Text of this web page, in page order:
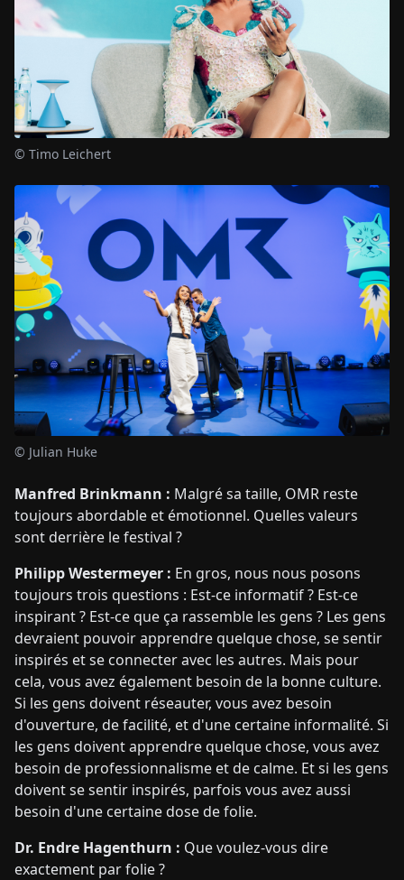
© Timo Leichert
© Julian Huke
Manfred Brinkmann : Malgré sa taille, OMR reste
toujours abordable et émotionnel. Quelles valeurs
sont derrière le festival ?
Philipp Westermeyer : En gros, nous nous posons
toujours trois questions : Est-ce informatif ? Est-ce
inspirant ? Est-ce que ça rassemble les gens ? Les gens
devraient pouvoir apprendre quelque chose, se sentir
inspirés et se connecter avec les autres. Mais pour
cela, vous avez également besoin de la bonne culture.
Si les gens doivent réseauter, vous avez besoin
d'ouverture, de facilité, et d'une certaine informalité. Si
les gens doivent apprendre quelque chose, vous avez
besoin de professionnalisme et de calme. Et si les gens
doivent se sentir inspirés, parfois vous avez aussi
besoin d'une certaine dose de folie.
Dr. Endre Hagenthurn : Que voulez-vous dire
exactement par folie ?